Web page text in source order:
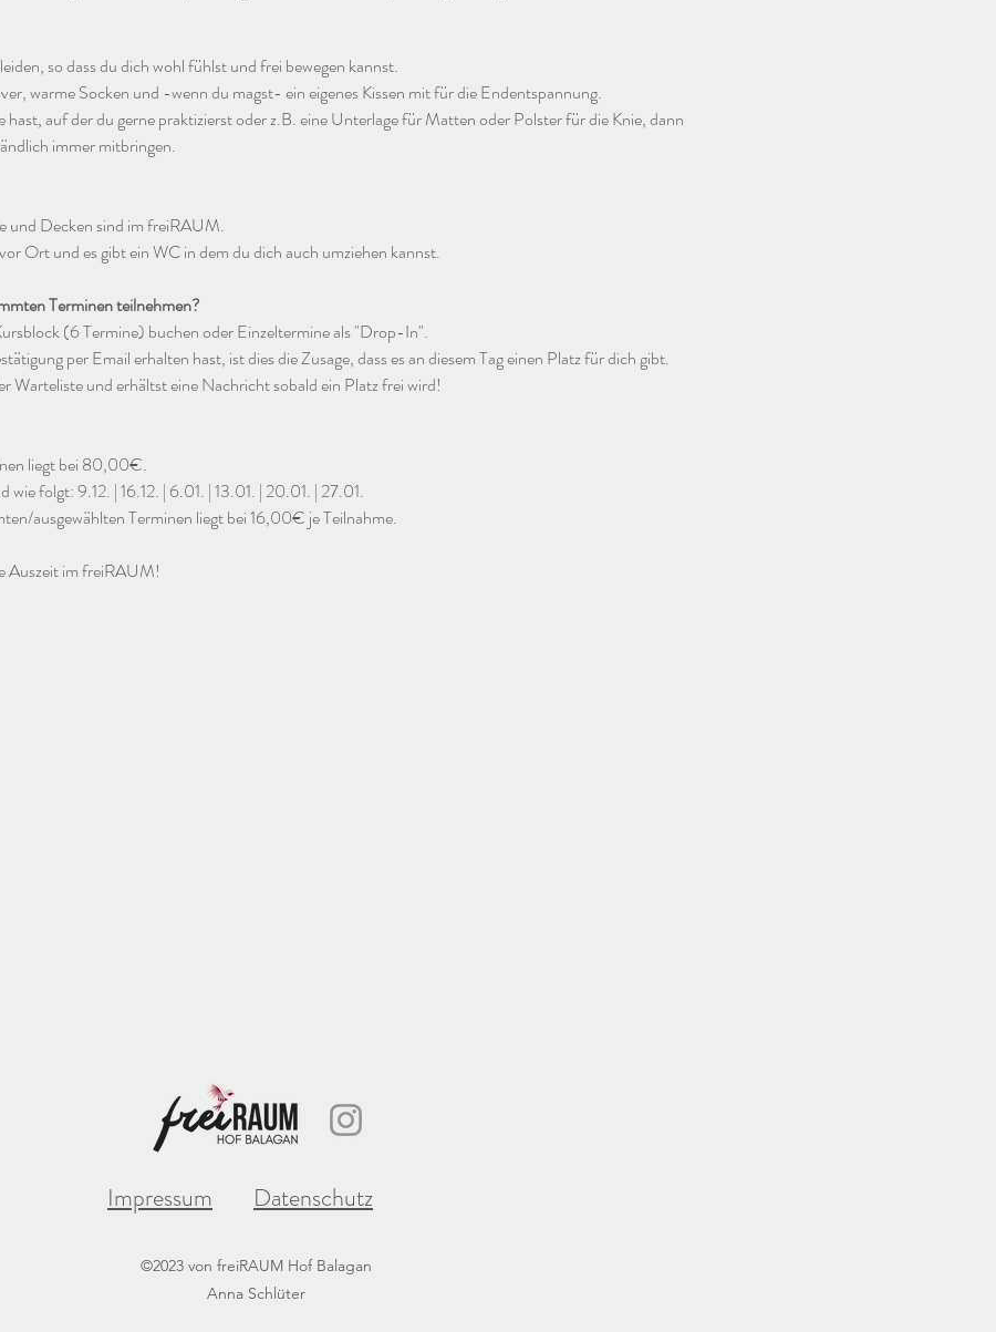
so dass du dich wohl fühlst und frei bewegen kannst.
warme Socken und -wenn du magst- ein eigenes Kissen mit für die Endentspannung.
hast, auf der du gerne praktizierst oder z.B. eine Unterlage für Matten oder Polster für die Knie, dann
immer mitbringen.
und Decken sind im freiRAUM.
Ort und es gibt ein WC in dem du dich auch umziehen kannst.
Terminen teilnehmen?
(6 Termine) buchen oder Einzeltermine als "Drop-In".
per Email erhalten hast, ist dies die Zusage, dass es an diesem Tag einen Platz für dich gibt.
Warteliste und erhältst eine Nachricht sobald ein Platz frei wird!
liegt bei 80,00€.
wie folgt: 9.12. | 16.12. | 6.01. | 13.01. | 20.01. | 27.01.
ausgewählten Terminen liegt bei 16,00€ je Teilnahme.
Auszeit im freiRAUM!
Impressum Datenschutz
©2023 von freiRAUM Hof Balagan
Anna Schlüter